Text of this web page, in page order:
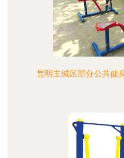
昆明主城区部分公共健